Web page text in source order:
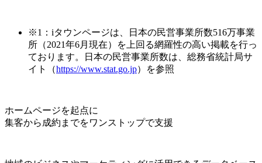
※1：iタウンページは、日本の民営事業所数516万事業
所（2021年6月現在）を上回る網羅性の高い掲載を行っ
ております。日本の民営事業所数は、総務省統計局サ
イト（https://www.stat.go.jp）を参照
ホームページを起点に
集客から成約までをワンストップで支援